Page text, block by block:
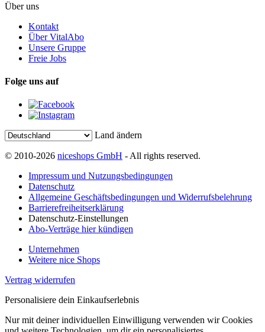
Über uns
Kontakt
Über VitalAbo
Unsere Gruppe
Freie Jobs
Folge uns auf
Land ändern
© 2010-2026 niceshops GmbH - All rights reserved.
Impressum und Nutzungsbedingungen
Datenschutz
Allgemeine Geschäftsbedingungen und Widerrufsbelehrung
Barrierefreiheitserklärung
Datenschutz-Einstellungen
Abo-Verträge hier kündigen
Unternehmen
Weitere nice Shops
Vertrag widerrufen
Personalisiere dein Einkaufserlebnis
Nur mit deiner individuellen Einwilligung verwenden wir Cookies